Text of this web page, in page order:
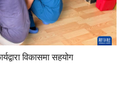
विकासमा सहयोग